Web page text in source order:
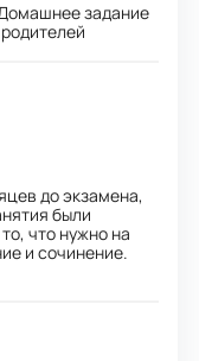
задание
до экзамена,
были
что нужно на
и сочинение.